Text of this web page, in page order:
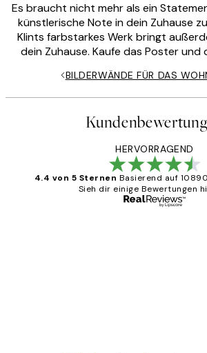
Es braucht nicht mehr als ein
künstlerische Note in dein Zuhause
Klints farbstarkes Werk bringt
dein Zuhause. Kaufe das Poster und
BILDERWÄNDE FÜR DAS
HERVORRAGEND
4.4 von 5 Sternen Basierend auf
Sieh dir einige Bewertungen